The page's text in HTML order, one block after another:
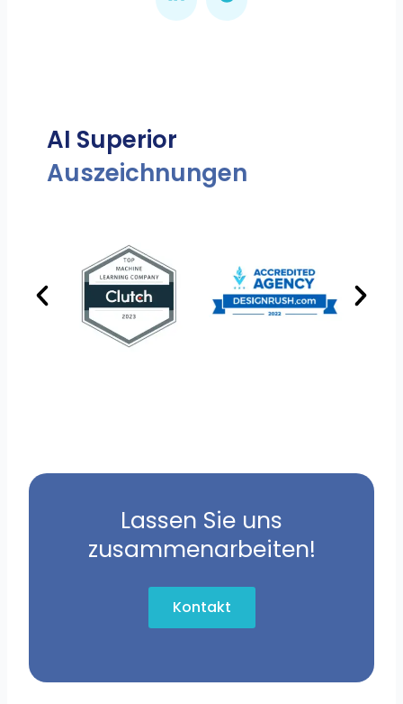
AI Superior
Auszeichnungen
Lassen Sie uns
zusammenarbeiten!
Kontakt